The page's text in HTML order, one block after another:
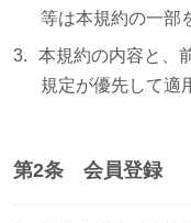
等は本規約の一部
本規約の内容と、
規定が優先して適
第2条 会員登録